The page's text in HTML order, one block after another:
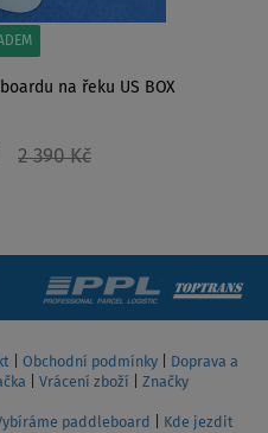
na řeku US BOX
2 390 Kč
Obchodní podmínky
Doprava a
Vrácení zboží
Značky
paddleboard
Kde jezdit